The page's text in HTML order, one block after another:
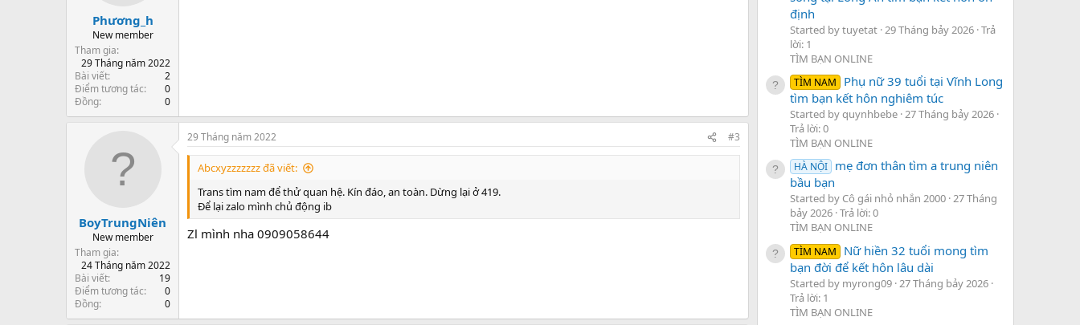
Phương_h
New member
Tham gia
29 Tháng năm 2022
Bài viết
2
Điểm tương tác
0
Đồng
0
BoyTrungNiên
New member
Tham gia
24 Tháng năm 2022
Bài viết
19
Điểm tương tác
0
Đồng
0
29 Tháng năm 2022 #3
Abcxyzzzzzzz đã viết:
Trans tìm nam để thử quan hệ. Kín đáo, an toàn. Dừng lại ở 419.
Để lại zalo mình chủ động ib
Zl mình nha 0909058644
định
Started by tuyetat 29 Tháng bảy 2026 Trả
lời: 1
TÌM BẠN ONLINE
TÌM NAM
Phụ nữ 39 tuổi tại Vĩnh Long
tìm bạn kết hôn nghiêm túc
Started by quynhbebe 27 Tháng bảy 2026
Trả lời: 0
TÌM BẠN ONLINE
HÀ NỘI mẹ đơn thân tìm a trung niên
bầu bạn
Started by Cô gái nhỏ nhắn 2000 27 Tháng
bảy 2026 Trả lời: 0
TÌM BẠN ONLINE
TÌM NAM
Nữ hiền 32 tuổi mong tìm
bạn đời để kết hôn lâu dài
Started by myrong09 27 Tháng bảy 2026
Trả lời: 1
TÌM BẠN ONLINE